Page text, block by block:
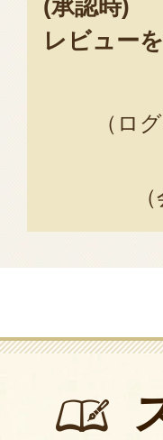
(承認時)
レビュー
（ロ